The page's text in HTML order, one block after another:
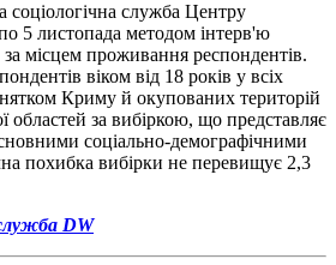
соціологічна служба Центру
5 листопада методом інтерв'ю
місцем проживання респондентів.
віком від 18 років у всіх
Криму й окупованих територій
областей за вибіркою, що представляє
соціально-демографічними
похибка вибірки не перевищує 2,3
DW